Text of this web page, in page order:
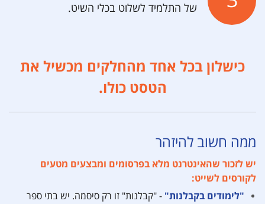
של התלמיד לשלוט בכלי השיט.
כישלון בכל אחד מהחלקים מכשיל את
הטסט כולו.
ממה חשוב להיזהר
יש לזכור שהאינטרנט מלא בפרסומים ומבצעים מטעים
לקורסים לשייט:
"לימודים בקבלנות" - "קבלנות" זו רק סיסמה. יש בתי ספר